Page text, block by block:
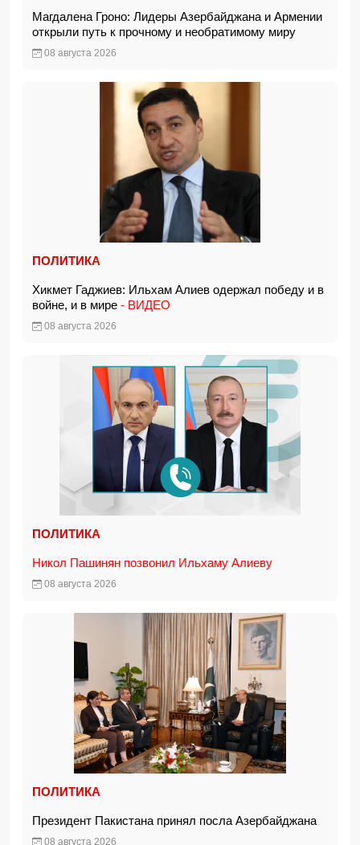
Магдалена Гроно: Лидеры Азербайджана и Армении
открыли путь к прочному и необратимому миру
08 августа 2026
ПОЛИТИКА
Хикмет Гаджиев: Ильхам Алиев одержал победу и в
войне, и в мире - ВИДЕО
08 августа 2026
ПОЛИТИКА
Никол Пашинян позвонил Ильхаму Алиеву
08 августа 2026
ПОЛИТИКА
Президент Пакистана принял посла Азербайджана
08 августа 2026